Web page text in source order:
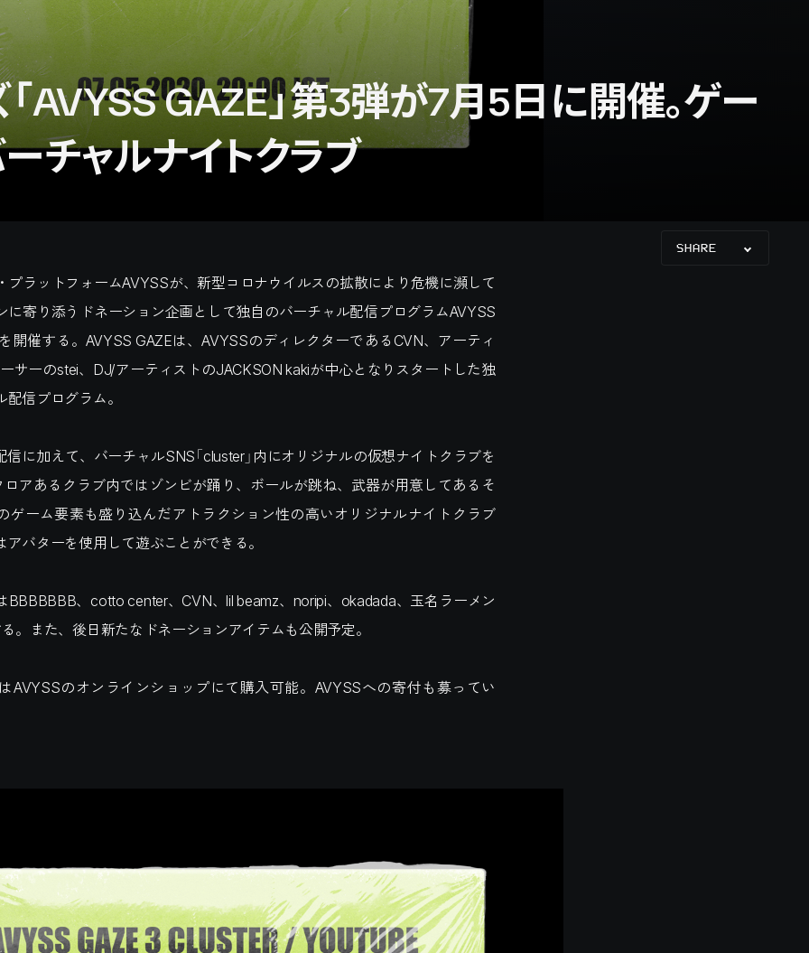
AVYSS GAZE」第3弾が7月5日に開催。ゲー
チャルナイトクラブ
SHARE
プラットフォームAVYSSが、新型コロナウイルスの拡散により危機に瀕して
に寄り添うドネーション企画として独自のバーチャル配信プログラムAVYSS
開催する。AVYSS GAZEは、AVYSSのディレクターであるCVN、アーティ
サーのstei、DJ/アーティストのJACKSON kakiが中心となりスタートした独
信プログラム。
信に加えて、バーチャルSNS「cluster」内にオリジナルの仮想ナイトクラブを
アあるクラブ内ではゾンビが踊り、ボールが跳ね、武器が用意してあるそ
ゲーム要素も盛り込んだアトラクション性の高いオリジナルナイトクラブ
バターを使用して遊ぶことができる。
BBBBBBB、cotto center、CVN、lil beamz、noripi、okadada、玉名ラーメン
。また、後日新たなドネーションアイテムも公開予定。
AVYSSのオンラインショップにて購入可能。AVYSSへの寄付も募ってい